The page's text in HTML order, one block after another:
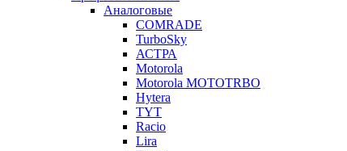
Аналоговые
COMRADE
TurboSky
АСТРА
Motorola
Motorola MOTOTRBO
Hytera
TYT
Racio
Lira